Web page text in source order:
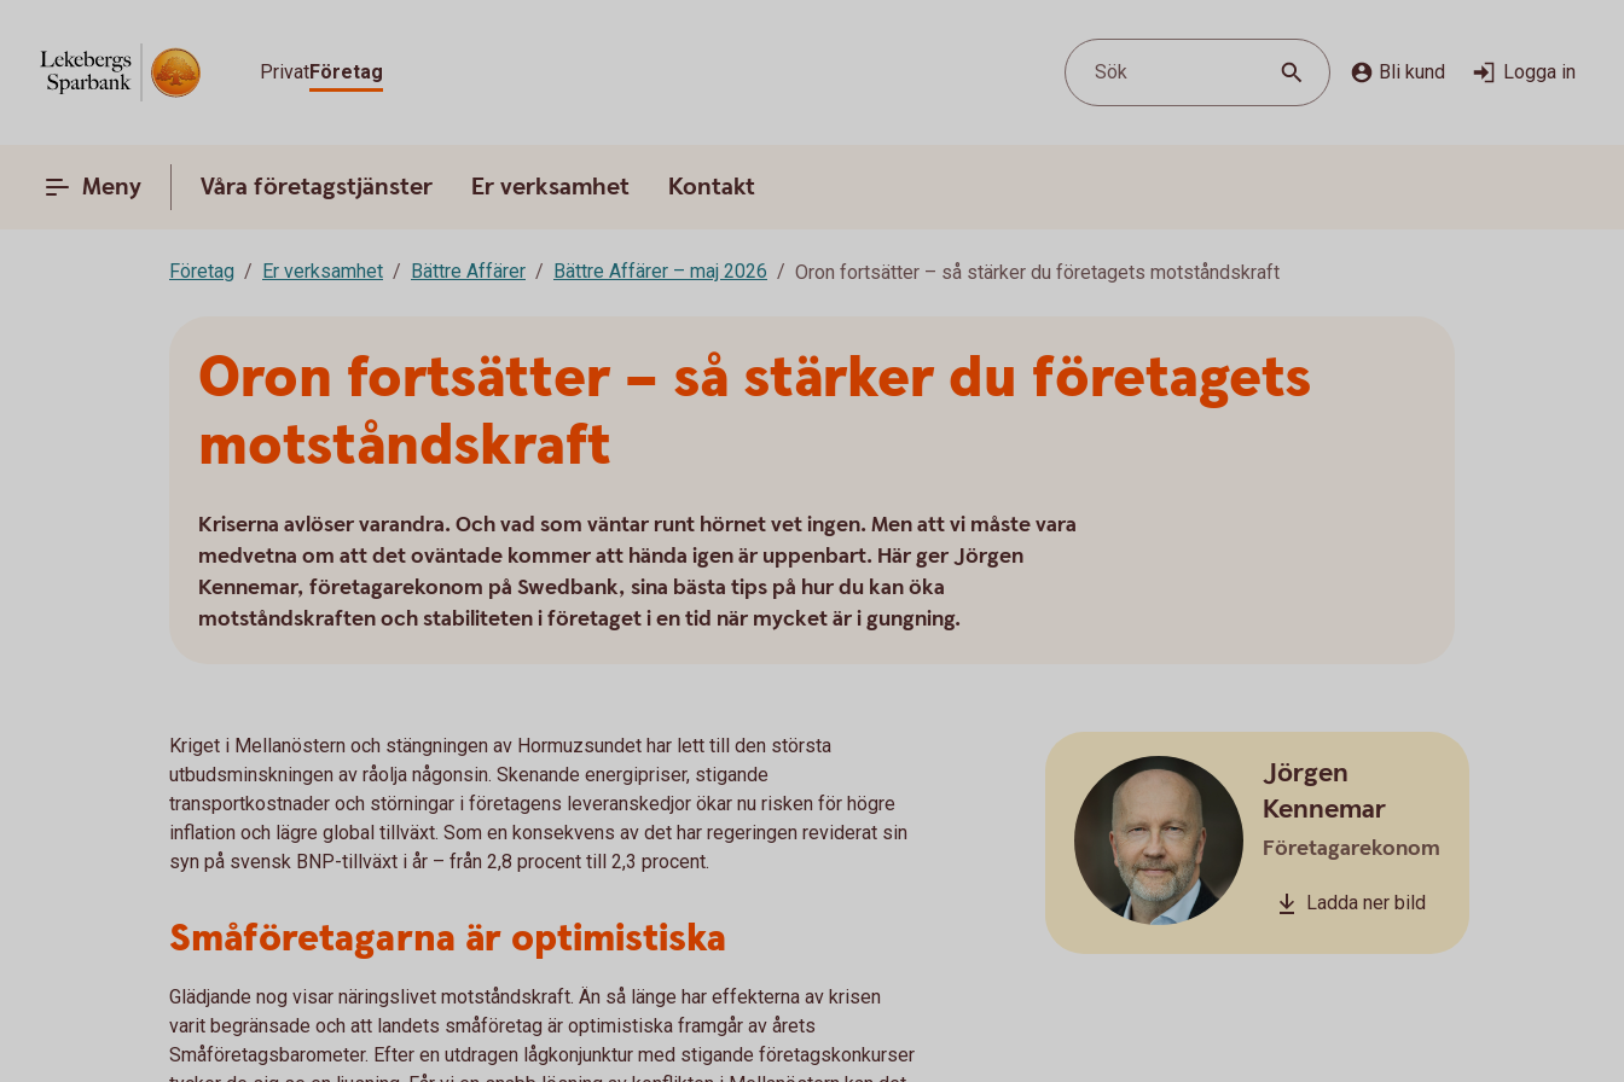
PrivatFöretag Sök Bli kund Logga in
Meny Våra företagstjänster Er verksamhet Kontakt
Företag Er verksamhet Bättre Affärer Bättre Affärer – maj 2026 Oron fortsätter – så stärker du företagets motståndskraft
Oron fortsätter – så stärker du företagets
motståndskraft
Kriserna avlöser varandra. Och vad som väntar runt hörnet vet ingen. Men att vi måste vara
medvetna om att det oväntade kommer att hända igen är uppenbart. Här ger Jörgen
Kennemar, företagarekonom på Swedbank, sina bästa tips på hur du kan öka
motståndskraften och stabiliteten i företaget i en tid när mycket är i gungning.
Kriget i Mellanöstern och stängningen av Hormuzsundet har lett till den största
utbudsminskningen av råolja någonsin. Skenande energipriser, stigande
transportkostnader och störningar i företagens leveranskedjor ökar nu risken för högre
inflation och lägre global tillväxt. Som en konsekvens av det har regeringen reviderat sin
syn på svensk BNP-tillväxt i år – från 2,8 procent till 2,3 procent.
Småföretagarna är optimistiska
Glädjande nog visar näringslivet motståndskraft. Än så länge har effekterna av krisen
varit begränsade och att landets småföretag är optimistiska framgår av årets
Småföretagsbarometer. Efter en utdragen lågkonjunktur med stigande företagskonkurser
Jörgen
Kennemar
Företagarekonom
Ladda ner bild